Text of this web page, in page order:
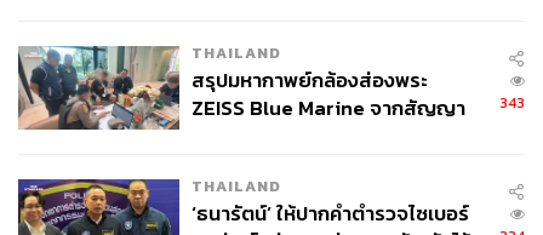
THAILAND
สรุปมหากาพย์กล้องส่องพระ
ZEISS Blue Marine จากสัญญา
จ่ายหนี้-แอบระบุแบรนด์
343
THAILAND
‘ธนารัตน์’ ให้ปากคำตำรวจไซเบอร์